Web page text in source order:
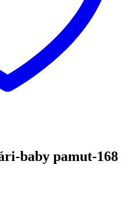
baby pamut-168